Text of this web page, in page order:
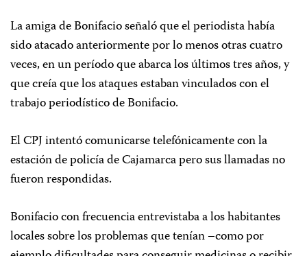
La amiga de Bonifacio señaló que el periodista había
sido atacado anteriormente por lo menos otras cuatro
veces, en un período que abarca los últimos tres años, y
que creía que los ataques estaban vinculados con el
trabajo periodístico de Bonifacio.
El CPJ intentó comunicarse telefónicamente con la
estación de policía de Cajamarca pero sus llamadas no
fueron respondidas.
Bonifacio con frecuencia entrevistaba a los habitantes
locales sobre los problemas que tenían –como por